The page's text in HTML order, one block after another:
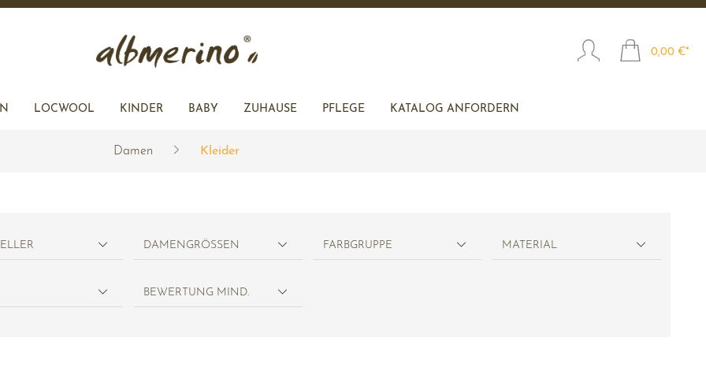
0,00 €*
LOCWOOL KINDER BABY ZUHAUSE PFLEGE KATALOG ANFORDERN
Damen Kleider
DAMENGRÖSSEN FARBGRUPPE MATERIAL
BEWERTUNG MIND.